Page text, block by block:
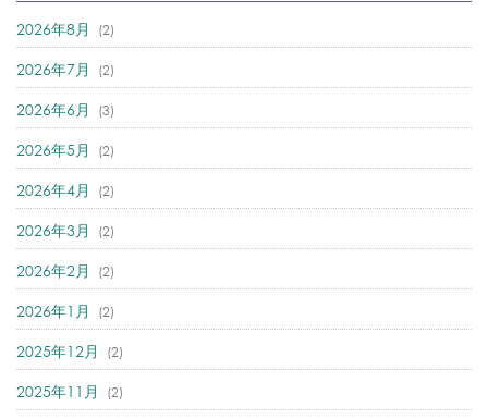
2026年8月 (2)
2026年7月 (2)
2026年6月 (3)
2026年5月 (2)
2026年4月 (2)
2026年3月 (2)
2026年2月 (2)
2026年1月 (2)
2025年12月 (2)
2025年11月 (2)